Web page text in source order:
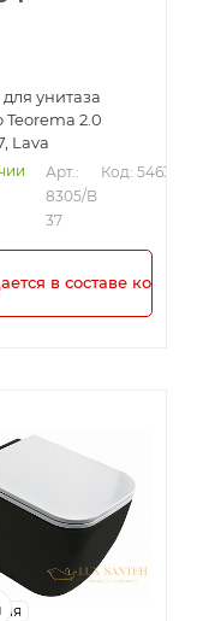
унитаза
Teorema 2.0
Lava
Арт.:
8305/B
37
Код: 54631
в составе